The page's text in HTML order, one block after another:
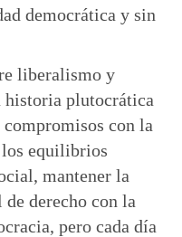
democrática y sin
liberalismo y
historia plutocrática
con la
los equilibrios
mantener la
derecho con la
pero cada día